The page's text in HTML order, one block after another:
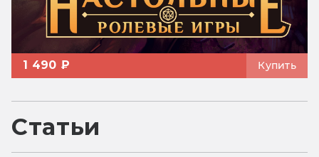
1 490 ₽ Купить
Статьи